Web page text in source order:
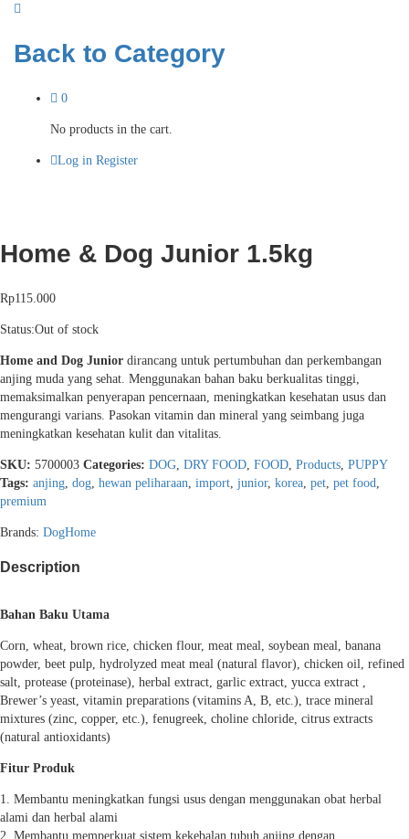
Back to Category
0
No products in the cart.
Log in Register
Home & Dog Junior 1.5kg
Rp115.000
Status:Out of stock
Home and Dog Junior dirancang untuk pertumbuhan dan perkembangan
anjing muda yang sehat. Menggunakan bahan baku berkualitas tinggi,
memaksimalkan penyerapan pencernaan, meningkatkan kesehatan usus dan
mengurangi varians. Pasokan vitamin dan mineral yang seimbang juga
meningkatkan kesehatan kulit dan vitalitas.
SKU: 5700003 Categories: DOG, DRY FOOD, FOOD, Products, PUPPY
Tags: anjing, dog, hewan peliharaan, import, junior, korea, pet, pet food,
premium
Brands: DogHome
Description
Bahan Baku Utama
Corn, wheat, brown rice, chicken flour, meat meal, soybean meal, banana
powder, beet pulp, hydrolyzed meat meal (natural flavor), chicken oil, refined
salt, protease (proteinase), herbal extract, garlic extract, yucca extract ,
Brewer’s yeast, vitamin preparations (vitamins A, B, etc.), trace mineral
mixtures (zinc, copper, etc.), fenugreek, choline chloride, citrus extracts
(natural antioxidants)
Fitur Produk
1. Membantu meningkatkan fungsi usus dengan menggunakan obat herbal
alami dan herbal alami
2. Membantu memperkuat sistem kekebalan tubuh anjing dengan